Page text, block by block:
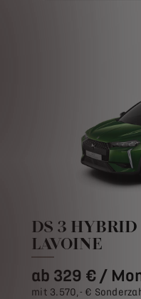
DS 3
LAVOINE
ab 329 € /
mit 3.570,- €